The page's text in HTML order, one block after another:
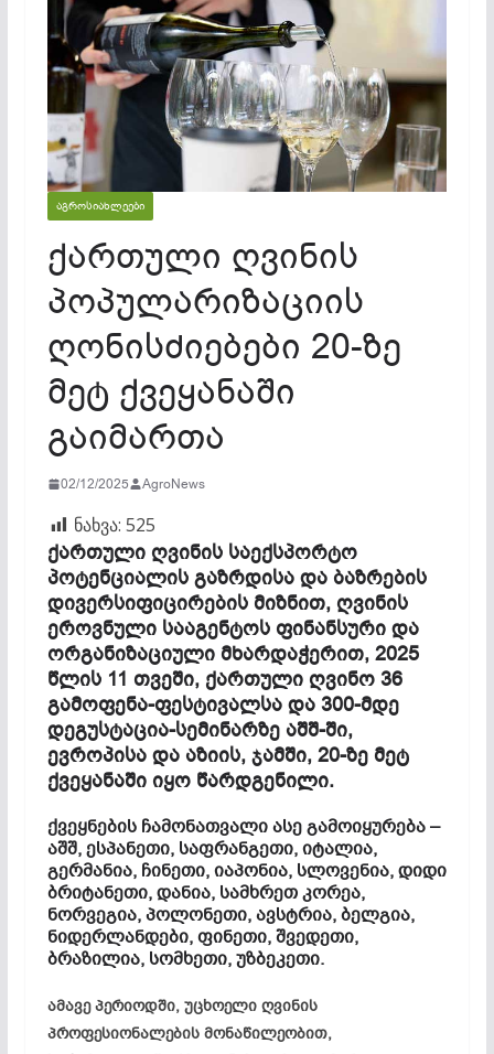
ᲐᲒᲠᲝᲡᲘᲐᲮᲚᲔᲔᲑᲘ
ქართული ღვინის
პოპულარიზაციის
ღონისძიებები 20-ზე
მეტ ქვეყანაში
გაიმართა
02/12/2025 AgroNews
ნახვა: 525
ქართული ღვინის საექსპორტო
პოტენციალის გაზრდისა და ბაზრების
დივერსიფიცირების მიზნით, ღვინის
ეროვნული სააგენტოს ფინანსური და
ორგანიზაციული მხარდაჭერით, 2025
წლის 11 თვეში, ქართული ღვინო 36
გამოფენა-ფესტივალსა და 300-მდე
დეგუსტაცია-სემინარზე აშშ-ში,
ევროპისა და აზიის, ჯამში, 20-ზე მეტ
ქვეყანაში იყო წარდგენილი.
ქვეყნების ჩამონათვალი ასე გამოიყურება –
აშშ, ესპანეთი, საფრანგეთი, იტალია,
გერმანია, ჩინეთი, იაპონია, სლოვენია, დიდი
ბრიტანეთი, დანია, სამხრეთ კორეა,
ნორვეგია, პოლონეთი, ავსტრია, ბელგია,
ნიდერლანდები, ფინეთი, შვედეთი,
ბრაზილია, სომხეთი, უზბეკეთი.
ამავე პერიოდში, უცხოელი ღვინის
პროფესიონალების მონაწილეობით,